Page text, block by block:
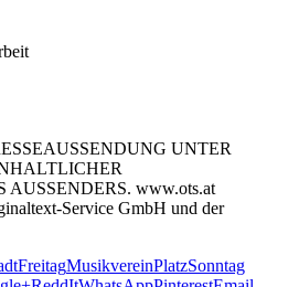
UNTER
www.ots.at
Service GmbH und der
FreitagMusikvereinPlatzSonntag